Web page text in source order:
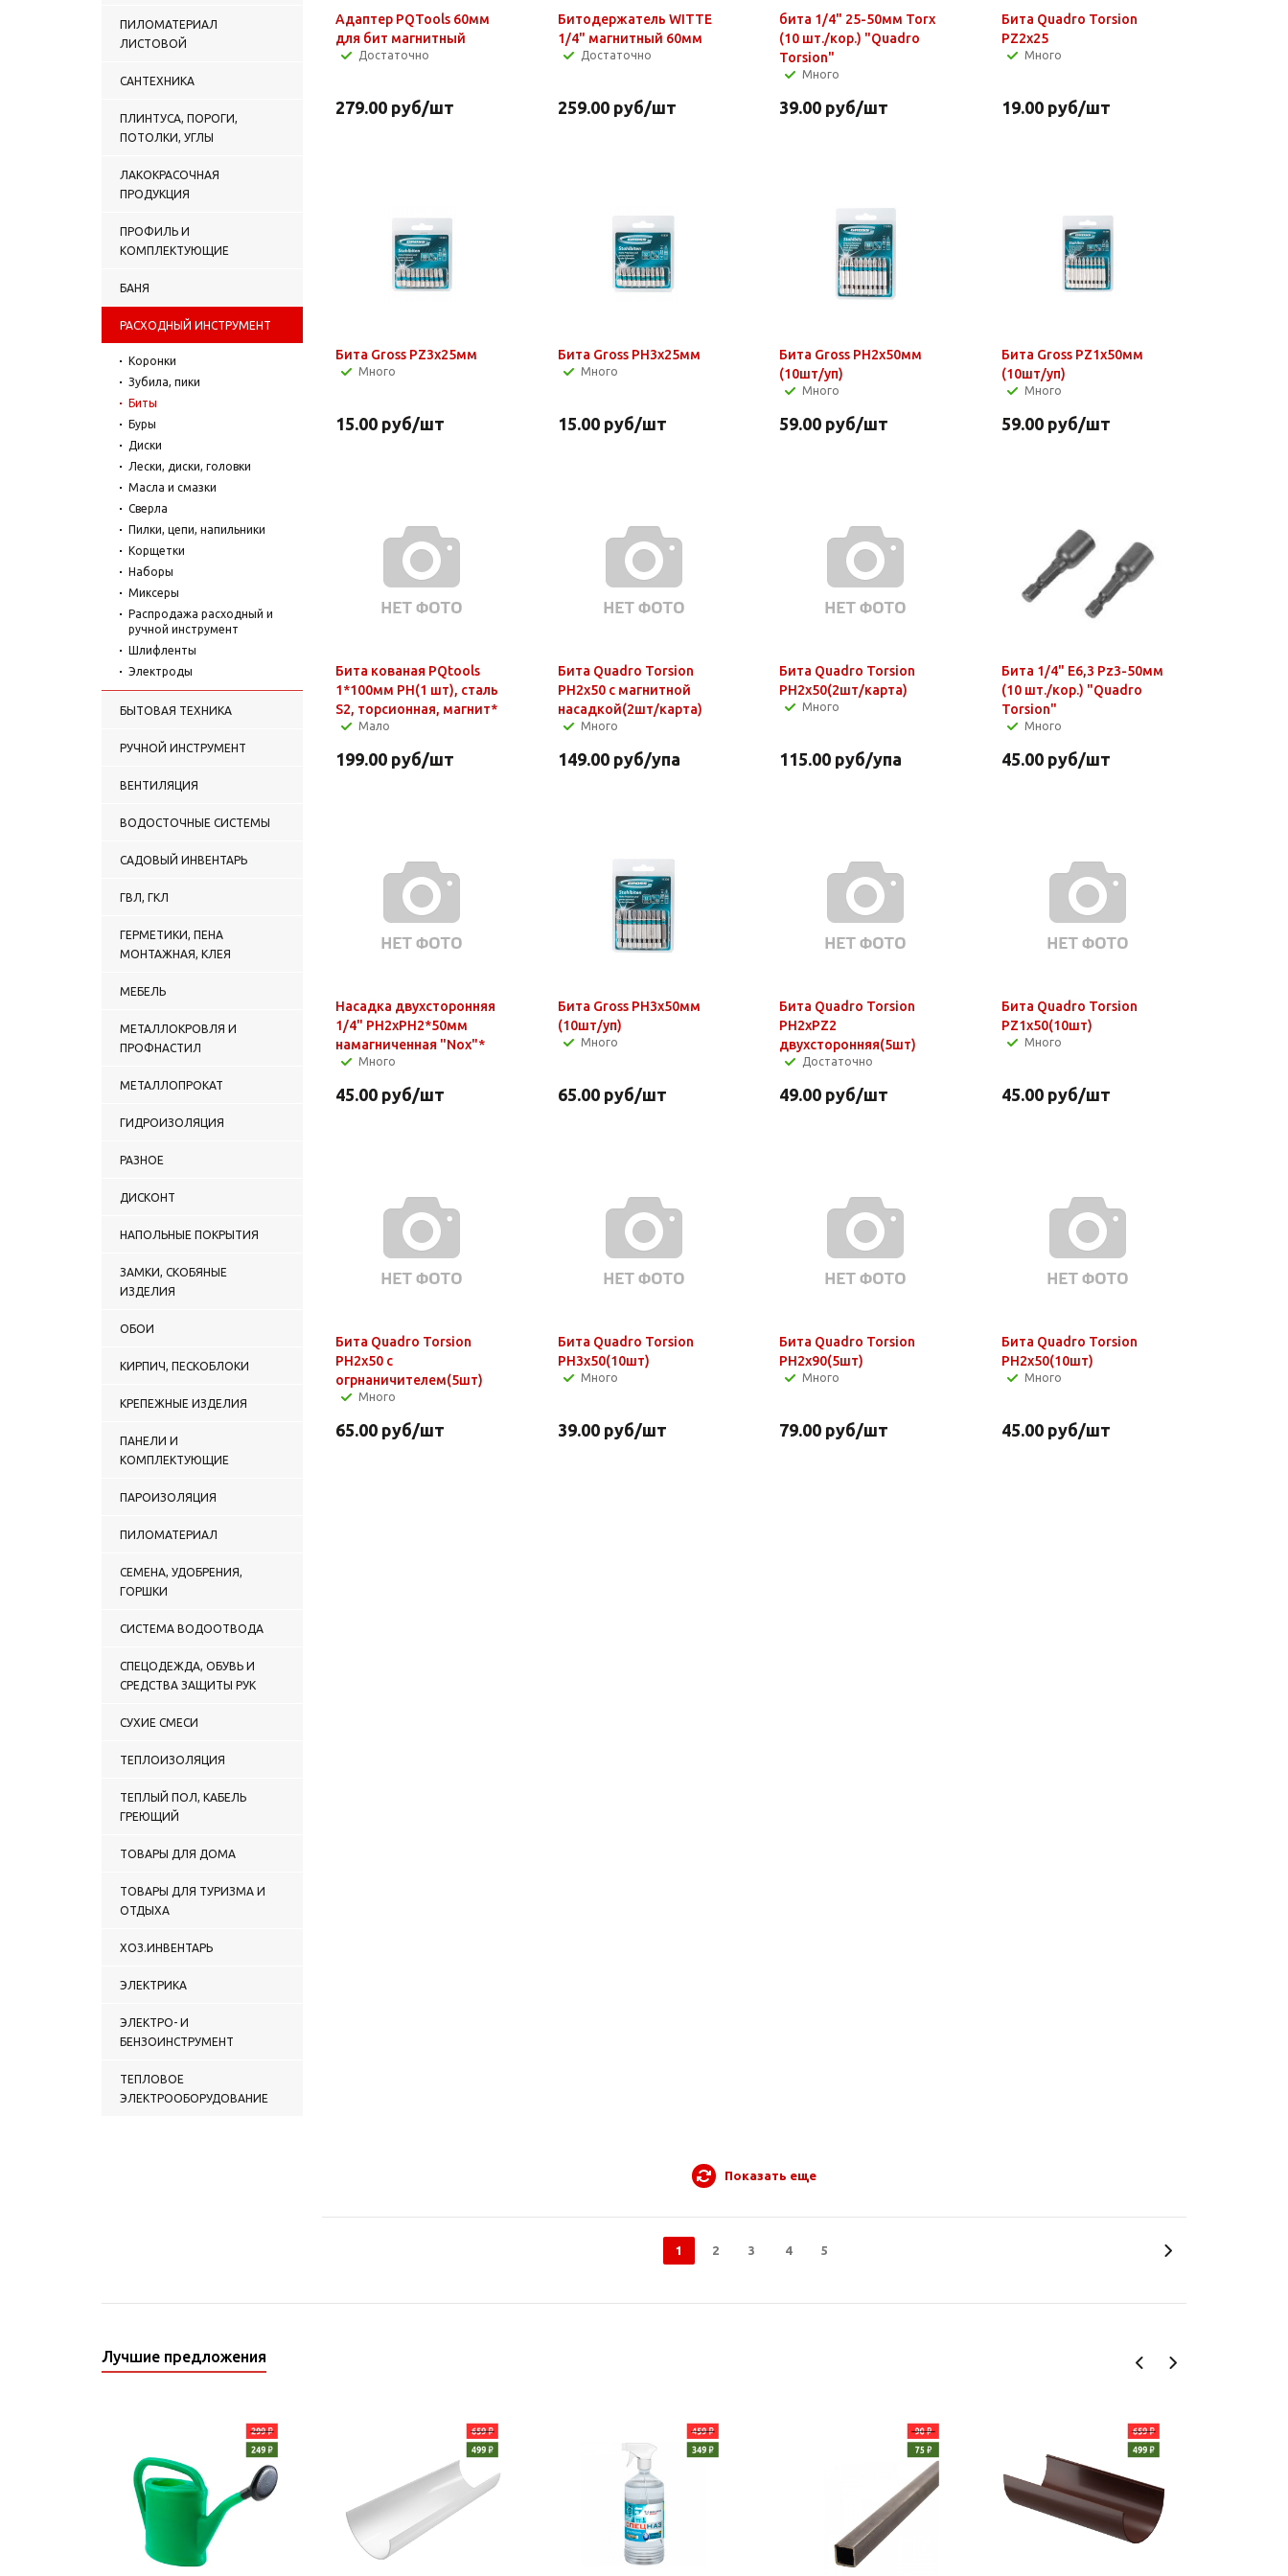
ПИЛОМАТЕРИАЛ
ЛИСТОВОЙ
САНТЕХНИКА
ПЛИНТУСА, ПОРОГИ,
ПОТОЛКИ, УГЛЫ
ЛАКОКРАСОЧНАЯ
ПРОДУКЦИЯ
ПРОФИЛЬ И
КОМПЛЕКТУЮЩИЕ
БАНЯ
РАСХОДНЫЙ ИНСТРУМЕНТ
Коронки
Зубила, пики
Биты
Буры
Диски
Лески, диски, головки
Масла и смазки
Сверла
Пилки, цепи, напильники
Корщетки
Наборы
Миксеры
Распродажа расходный и
ручной инструмент
Шлифленты
Электроды
БЫТОВАЯ ТЕХНИКА
РУЧНОЙ ИНСТРУМЕНТ
ВЕНТИЛЯЦИЯ
ВОДОСТОЧНЫЕ СИСТЕМЫ
САДОВЫЙ ИНВЕНТАРЬ
ГВЛ, ГКЛ
ГЕРМЕТИКИ, ПЕНА
МОНТАЖНАЯ, КЛЕЯ
МЕБЕЛЬ
МЕТАЛЛОКРОВЛЯ И
ПРОФНАСТИЛ
МЕТАЛЛОПРОКАТ
ГИДРОИЗОЛЯЦИЯ
РАЗНОЕ
ДИСКОНТ
НАПОЛЬНЫЕ ПОКРЫТИЯ
ЗАМКИ, СКОБЯНЫЕ
ИЗДЕЛИЯ
ОБОИ
КИРПИЧ, ПЕСКОБЛОКИ
КРЕПЕЖНЫЕ ИЗДЕЛИЯ
ПАНЕЛИ И
КОМПЛЕКТУЮЩИЕ
ПАРОИЗОЛЯЦИЯ
ПИЛОМАТЕРИАЛ
СЕМЕНА, УДОБРЕНИЯ,
ГОРШКИ
СИСТЕМА ВОДООТВОДА
СПЕЦОДЕЖДА, ОБУВЬ И
СРЕДСТВА ЗАЩИТЫ РУК
СУХИЕ СМЕСИ
ТЕПЛОИЗОЛЯЦИЯ
ТЕПЛЫЙ ПОЛ, КАБЕЛЬ
ГРЕЮЩИЙ
ТОВАРЫ ДЛЯ ДОМА
ТОВАРЫ ДЛЯ ТУРИЗМА И
ОТДЫХА
ХОЗ.ИНВЕНТАРЬ
ЭЛЕКТРИКА
ЭЛЕКТРО- И
БЕНЗОИНСТРУМЕНТ
ТЕПЛОВОЕ
ЭЛЕКТРООБОРУДОВАНИЕ
Адаптер PQTools 60мм
для бит магнитный
Достаточно
279.00 руб/шт
Битодержатель WITTE
1/4" магнитный 60мм
Достаточно
259.00руб/шт
бита 1/4" 25-50мм Torx
(10 шт./кор.) "Quadro
Torsion"
Много
39.00 руб/шт
Бита Quadro Torsion
PZ2x25
Много
19.00руб/шт
Бита Gross РZ3х25мм
Много
15.00 руб/шт
Бита Gross РН3х25мм
Много
15.00руб/шт
Бита Gross PH2х50мм
(10шт/уп)
Много
59.00 руб/шт
Бита Gross PZ1х50мм
(10шт/уп)
Много
59.00руб/шт
Бита кованая PQtools
1*100мм РН(1 шт), сталь
S2, торсионная, магнит*
Мало
199.00 руб/шт
Бита Quadro Torsion
PH2x50 с магнитной
насадкой(2шт/карта)
Много
149.00руб/упа
Бита Quadro Torsion
PH2x50(2шт/карта)
Много
115.00 руб/упа
Бита 1/4" E6,3 Рz3-50мм
(10 шт./кор.) "Quadro
Torsion"
Много
45.00руб/шт
Насадка двухсторонняя
1/4" РН2хРН2*50мм
намагниченная "Nox"*
Много
45.00 руб/шт
Бита Gross PH3х50мм
(10шт/уп)
Много
65.00руб/шт
Бита Quadro Torsion
PH2xPZ2
двухсторонняя(5шт)
Достаточно
49.00 руб/шт
Бита Quadro Torsion
PZ1x50(10шт)
Много
45.00руб/шт
Бита Quadro Torsion
PH2x50 с
огрнаничителем(5шт)
Много
65.00 руб/шт
Бита Quadro Torsion
PH3x50(10шт)
Много
39.00руб/шт
Бита Quadro Torsion
PH2x90(5шт)
Много
79.00 руб/шт
Бита Quadro Torsion
PH2x50(10шт)
Много
45.00руб/шт
Показать еще
1 2 3 4 5
Лучшие предложения